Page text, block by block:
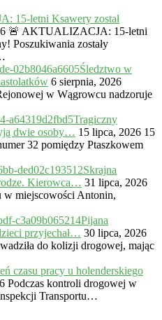
15-letni Ksawery został
🚨 AKTUALIZACJA: 15-letni
Poszukiwania zostały
Śledztwo w
6 sierpnia, 2026
w Wągrowcu nadzoruje
Tragiczny
dwie osoby… 15 lipca, 2026 15
32 pomiędzy Ptaszkowem
Skrajna
Kierowca… 31 lipca, 2026
miejscowości Antonin,
Pijana
przyjechał… 30 lipca, 2026
do kolizji drogowej, mając
czasu pracy u holenderskiego
Podczas kontroli drogowej w
Transportu…